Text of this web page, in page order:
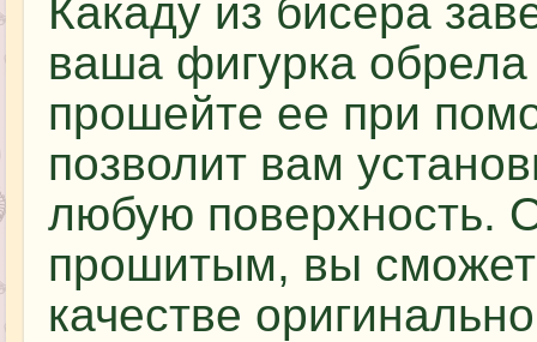
Какаду из бисера
ваша фигурка
прошейте ее при
позволит вам
любую поверхность.
прошитым, вы
качестве